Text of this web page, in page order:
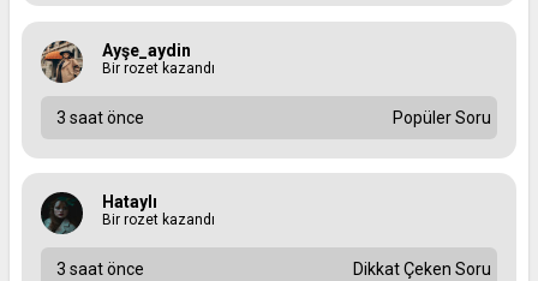
Ayşe_aydin
Bir rozet kazandı
3 saat önce Popüler Soru
Hataylı
Bir rozet kazandı
3 saat önce Dikkat Çeken Soru